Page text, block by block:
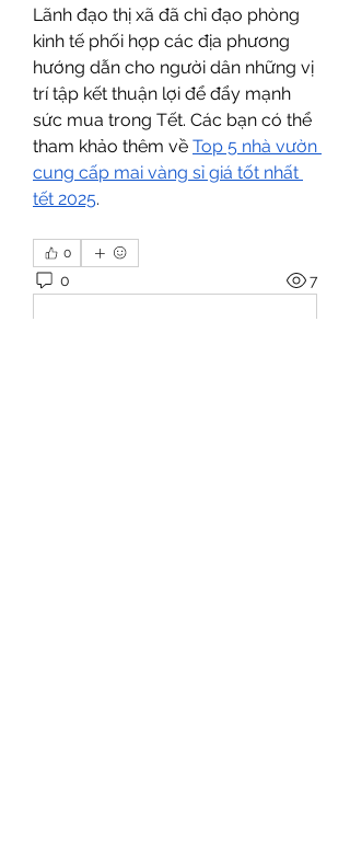
Lãnh đạo thị xã đã chỉ đạo phòng
kinh tế phối hợp các địa phương
hướng dẫn cho người dân những vị
trí tập kết thuận lợi để đẩy mạnh
sức mua trong Tết. Các bạn có thể
tham khảo thêm về Top 5 nhà vườn
cung cấp mai vàng sỉ giá tốt nhất
tết 2025.
0
0 7